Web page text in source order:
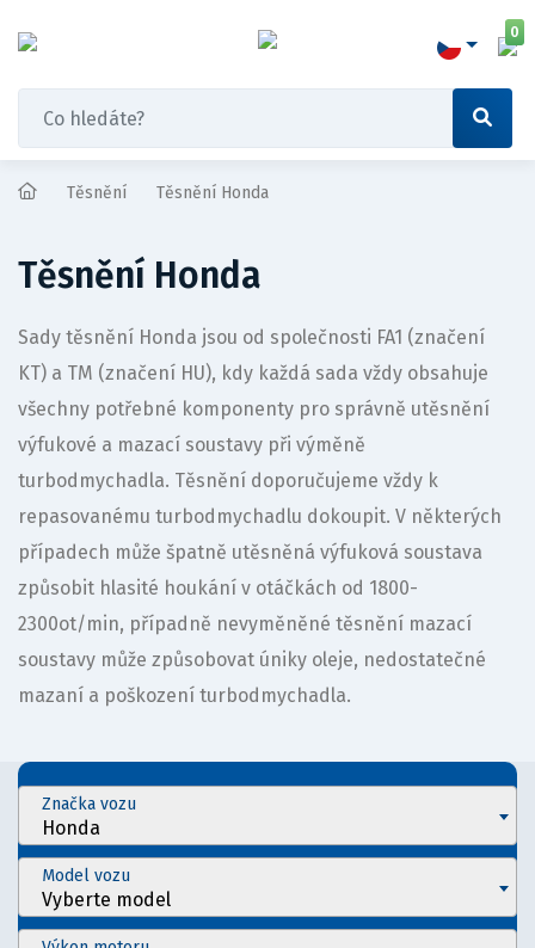
0
Těsnění Těsnění Honda
Těsnění Honda
Sady těsnění Honda jsou od společnosti FA1 (značení
KT) a TM (značení HU), kdy každá sada vždy obsahuje
všechny potřebné komponenty pro správně utěsnění
výfukové a mazací soustavy při výměně
turbodmychadla. Těsnění doporučujeme vždy k
repasovanému turbodmychadlu dokoupit. V některých
případech může špatně utěsněná výfuková soustava
způsobit hlasité houkání v otáčkách od 1800-
2300ot/min, případně nevyměněné těsnění mazací
soustavy může způsobovat úniky oleje, nedostatečné
mazaní a poškození turbodmychadla.
Honda
Značka vozu
Vyberte model
Model vozu